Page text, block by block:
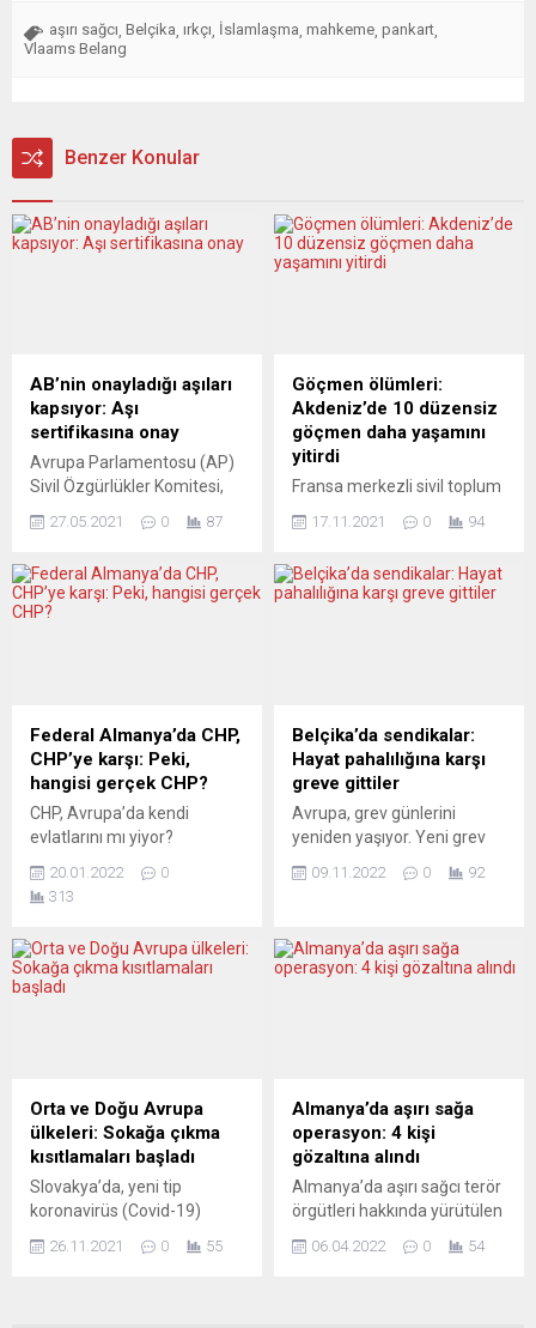
aşırı sağcı Belçika ırkçı İslamlaşma mahkeme pankart
Vlaams Belang
Benzer Konular
AB’nin onayladığı aşıları
kapsıyor: Aşı
sertifikasına onay
Avrupa Parlamentosu (AP)
Sivil Özgürlükler Komitesi,
içinde seyahatlerde
tip koronavirüs (Covid-19)
aşı sertifikası düzenlemesini
ilişkin yasal düzenlemeleri
görüştü. Komite üyesi
milletvekilleri, AB
vatandaşlarına yönelik aşı
sertifikası düzenlemesini 52
“evet”, 13...
27.05.2021 0 87
Göçmen ölümleri:
Akdeniz’de 10 düzensiz
göçmen daha yaşamını
yitirdi
Fransa merkezli sivil toplum
Tanımayan Doktorlar (MSF),
düzensiz göçmenlerle dolu
bir teknede 10 kişinin
kesimindeki göç hareketliliği
ve göçmenlerden gelen
yardım çağrılarını sosyal
medyadan duyuran “Alarm
Phone” isimli sivil oluşumun
dün yaptığı çağrı...
17.11.2021 0 94
Federal Almanya’da CHP,
CHP’ye karşı: Peki,
hangisi gerçek CHP?
CHP, Avrupa’da kendi
evlatlarını mı yiyor?
partisinin başına gelmedik
kalmadı. “Yeni yapılanma”
örgütlenmelerine adeta
darbe yapıldı. Birlikler hiçe
örgütlenmelerine “reset
atan” CHP, seçmenin de
“Hangisi gerçek CHP?”
sorusunu yöneltmesine yol
açıyor....
20.01.2022
0
313
Belçika’da sendikalar:
Hayat pahalılığına karşı
greve gittiler
Avrupa, grev günlerini
yeniden yaşıyor. Yeni grev
ulaşımında ciddi aksamalar
Belçika’daki işçi sendikaları,
başta enerji fiyatlarındaki
yerinde toplu taşıma durma
noktasına geldi. Başkent
Brüksel başta olmak üzere
birçok...
09.11.2022 0 92
Orta ve Doğu Avrupa
ülkeleri: Sokağa çıkma
kısıtlamaları başladı
Slovakya’da, yeni tip
koronavirüs (Covid-19)
haftalık sokağa çıkma
26.11.2021 0 55
Almanya’da aşırı sağa
operasyon: 4 kişi
gözaltına alındı
Almanya’da aşırı sağcı terör
örgütleri hakkında yürütülen
eyalette yapılan aramalarda
06.04.2022 0 54